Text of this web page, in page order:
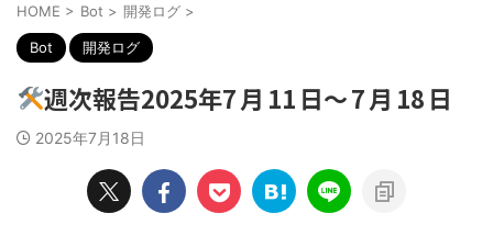
HOME > Bot > 開発ログ >
Bot 開発ログ
週次報告2025年7 月 11 日〜 7 月 18 日
2025年7月18日